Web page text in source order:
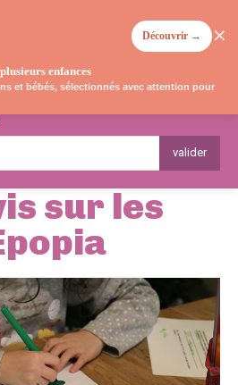
valider
sur les
enfances
et bébés, sélectionnés avec attention pour
Découvrir → ✕